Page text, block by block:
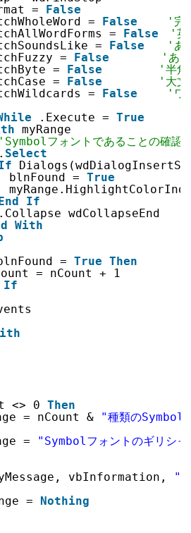
=
False
=
False
'完
=
False
'英
=
False
'あ
=
False
'あ
=
False
'半角
=
False
'大文
=
False
'ワ
.Execute = True
myRange
'Symbolフォントであることの確認
Select
= True
End
If
wdCollapseEnd
With
= True Then
= nCount + 1
If
<> 0 Then
= nCount &
"種類のSymbol
=
"Symbolフォントのギリシ
vbInformation,
"
=
Nothing